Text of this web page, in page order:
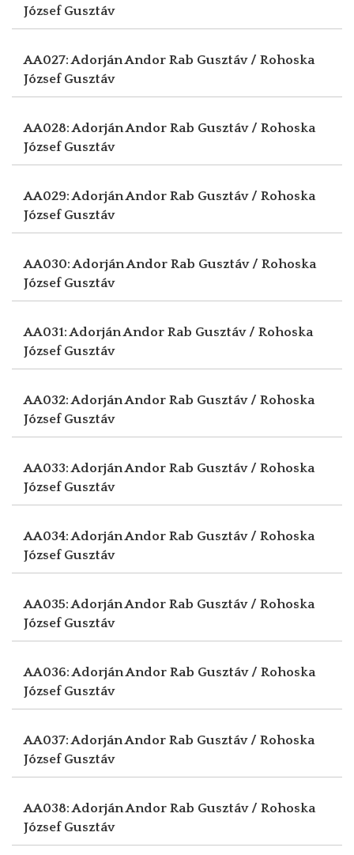
József Gusztáv
AA027: Adorján Andor Rab Gusztáv / Rohoska
József Gusztáv
AA028: Adorján Andor Rab Gusztáv / Rohoska
József Gusztáv
AA029: Adorján Andor Rab Gusztáv / Rohoska
József Gusztáv
AA030: Adorján Andor Rab Gusztáv / Rohoska
József Gusztáv
AA031: Adorján Andor Rab Gusztáv / Rohoska
József Gusztáv
AA032: Adorján Andor Rab Gusztáv / Rohoska
József Gusztáv
AA033: Adorján Andor Rab Gusztáv / Rohoska
József Gusztáv
AA034: Adorján Andor Rab Gusztáv / Rohoska
József Gusztáv
AA035: Adorján Andor Rab Gusztáv / Rohoska
József Gusztáv
AA036: Adorján Andor Rab Gusztáv / Rohoska
József Gusztáv
AA037: Adorján Andor Rab Gusztáv / Rohoska
József Gusztáv
AA038: Adorján Andor Rab Gusztáv / Rohoska
József Gusztáv